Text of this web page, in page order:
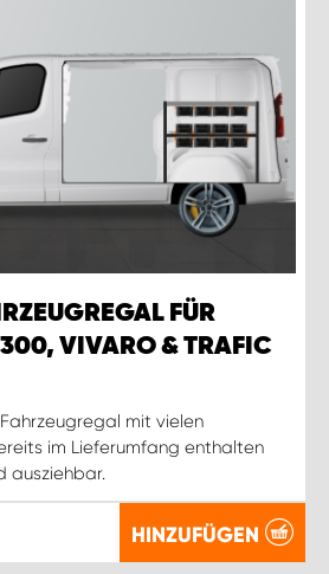
FÜR
VIVARO & TRAFIC
mit vielen
im Lieferumfang enthalten
ausziehbar.
HINZUFÜGEN